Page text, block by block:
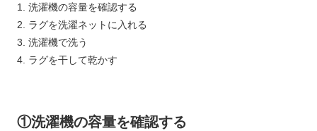
洗濯機の容量を確認する
ラグを洗濯ネットに入れる
洗濯機で洗う
ラグを干して乾かす
①洗濯機の容量を確認する